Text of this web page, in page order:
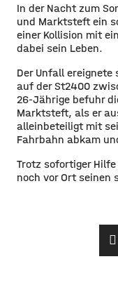
In der Nacht zum
und Marktsteft ein
einer Kollision mit
dabei sein Leben.
Der Unfall ereignete
auf der St2400
26-Jährige befuhr
Marktsteft, als er
alleinbeteiligt mit
Fahrbahn abkam
Trotz sofortiger
noch vor Ort seinen